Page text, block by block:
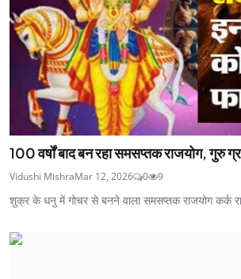
100 वर्षों बाद बन रहा समसप्तक राजयोग, गुरु
Vidushi MishraMar 12, 2026 0 9
शुक्र के धनु में गोचर से बनने वाला समसप्तक राजयोग कर्क